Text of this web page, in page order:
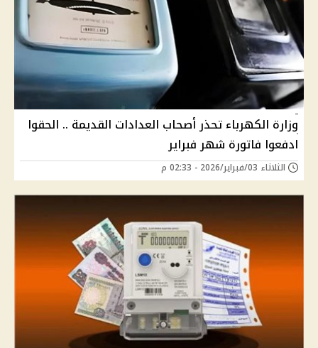
وزارة الكهرباء تحذر أصحاب العدادات القديمة .. الحقوا
ادفعوا فاتورة شهر فبراير
الثلاثاء 03/فبراير/2026 - 02:33 م